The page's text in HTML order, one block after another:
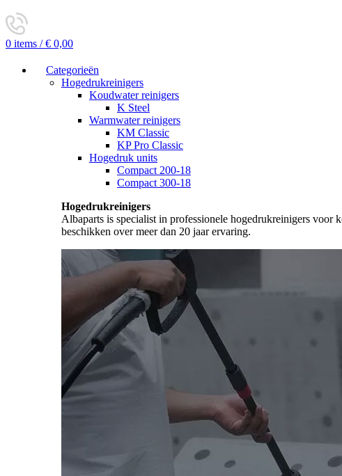
0 items / € 0,00
Categorieën
Hogedrukreinigers
Koudwater reinigers
K Steel
Warmwater reinigers
KM Classic
KP Pro Classic
Hogedruk units
Compact 200-18
Compact 300-18
Hogedrukreinigers
Albaparts is specialist in professionele hogedrukreinigers
beschikken over meer dan 20 jaar ervaring.